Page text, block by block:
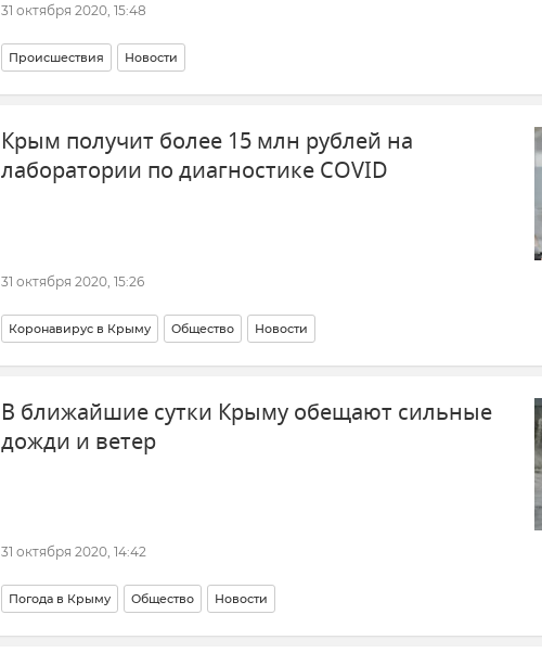
31 октября 2020, 15:48
Происшествия Новости
Крым получит более 15 млн рублей на
лаборатории по диагностике COVID
31 октября 2020, 15:26
Коронавирус в Крыму Общество Новости
В ближайшие сутки Крыму обещают сильные
дожди и ветер
31 октября 2020, 14:42
Погода в Крыму Общество Новости